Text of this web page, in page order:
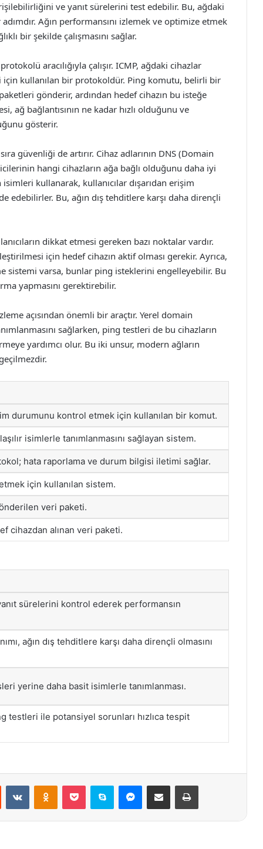
ve yanıt sürelerini test edebilir. Bu, ağdaki
Ağın performansını izlemek ve optimize etmek
bir şekilde çalışmasını sağlar.
aracılığıyla çalışır. ICMP, ağdaki cihazlar
kullanılan bir protokoldür. Ping komutu, belirli bir
gönderir, ardından hedef cihazın bu isteğe
ağ bağlantısının ne kadar hızlı olduğunu ve
gösterir.
güvenliği de artırır. Cihaz adlarının DNS (Domain
hangi cihazların ağa bağlı olduğunu daha iyi
kullanarak, kullanıcılar dışarıdan erişim
edebilirler. Bu, ağın dış tehditlere karşı daha dirençli
dikkat etmesi gereken bazı noktalar vardır.
için hedef cihazın aktif olması gerekir. Ayrıca,
sistemi varsa, bunlar ping isteklerini engelleyebilir. Bu
yapmasını gerektirebilir.
açısından önemli bir araçtır. Yerel domain
sağlarken, ping testleri de bu cihazların
yardımcı olur. Bu iki unsur, modern ağların
durumunu kontrol etmek için kullanılan bir komut.
isimlerle tanımlanmasını sağlayan sistem.
hata raporlama ve durum bilgisi iletimi sağlar.
için kullanılan sistem.
veri paketi.
cihazdan alınan veri paketi.
sürelerini kontrol ederek performansın
ağın dış tehditlere karşı daha dirençli olmasını
yerine daha basit isimlerle tanımlanması.
testleri ile potansiyel sorunları hızlıca tespit
Reddit VKontakteOdnoklassniki
Pocket Skype Messenger
E-Posta ile paylaş Yazdır